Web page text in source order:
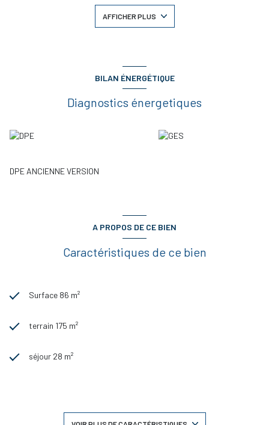
lignes contemporaines vous séduira par la qualité de ces
prestations~Idéal couple ou petite famille, elle est actuellement
AFFICHER PLUS
BILAN ÉNERGÉTIQUE
Diagnostics énergetiques
DPE ANCIENNE VERSION
A PROPOS DE CE BIEN
Caractéristiques de ce bien
Surface 86 m²
terrain 175 m²
séjour 28 m²